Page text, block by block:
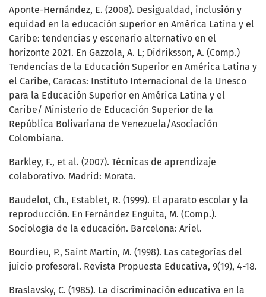
Aponte-Hernández, E. (2008). Desigualdad, inclusión y
equidad en la educación superior en América Latina y el
Caribe: tendencias y escenario alternativo en el
horizonte 2021. En Gazzola, A. L; Didriksson, A. (Comp.)
Tendencias de la Educación Superior en América Latina y
el Caribe, Caracas: Instituto Internacional de la Unesco
para la Educación Superior en América Latina y el
Caribe/ Ministerio de Educación Superior de la
República Bolivariana de Venezuela/Asociación
Colombiana.
Barkley, F., et al. (2007). Técnicas de aprendizaje
colaborativo. Madrid: Morata.
Baudelot, Ch., Establet, R. (1999). El aparato escolar y la
reproducción. En Fernández Enguita, M. (Comp.).
Sociología de la educación. Barcelona: Ariel.
Bourdieu, P., Saint Martin, M. (1998). Las categorías del
juicio profesoral. Revista Propuesta Educativa, 9(19), 4-18.
Braslavsky, C. (1985). La discriminación educativa en la